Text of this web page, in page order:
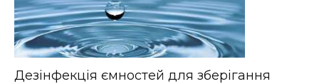
Дезінфекція ємностей для зберігання